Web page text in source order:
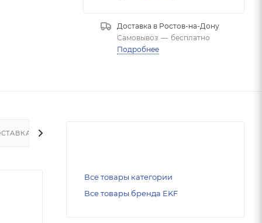
Доставка в Ростов-на-Дону
Самовывоз — бесплатно
Подробнее
Все товары категории
Все товары бренда EKF